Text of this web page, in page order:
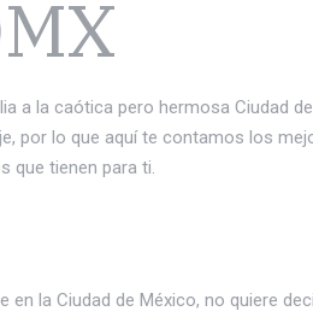
a la caótica pero hermosa Ciudad
por lo que aquí te contamos los
que tienen para ti.
la Ciudad de México, no quiere